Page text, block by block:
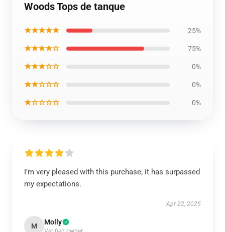
Woods Tops de tanque
★★★★★ 25%
★★★★☆ 75%
★★★☆☆ 0%
★★☆☆☆ 0%
★☆☆☆☆ 0%
I’m very pleased with this purchase; it has surpassed
my expectations.
Apr 22, 2025
M Molly